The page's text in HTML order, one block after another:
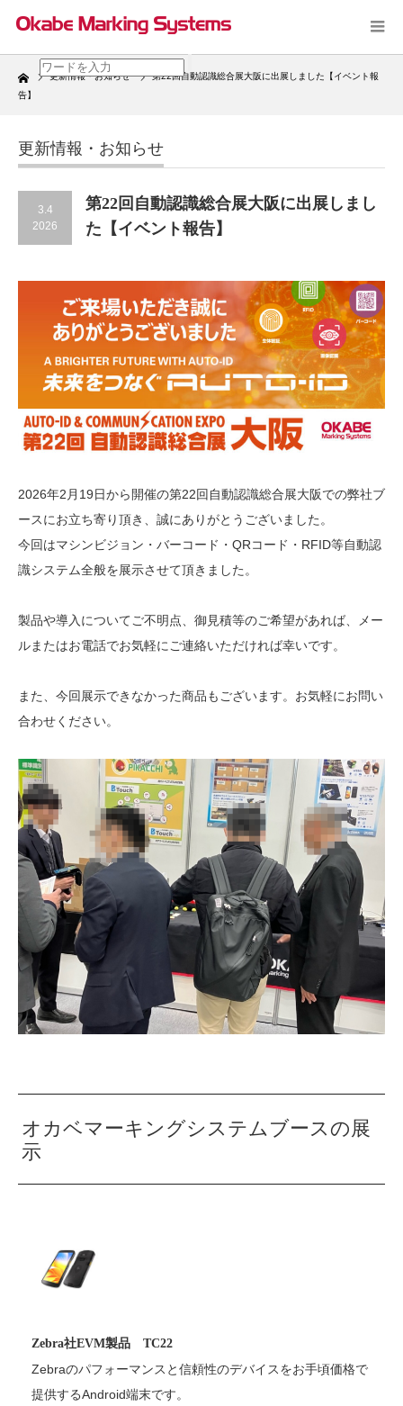
Home 更新情報・お知らせ
第22回自動認識総合展大阪に出展しました【イベント報
告】
更新情報・お知らせ
3.4
2026
第22回自動認識総合展大阪に出展しまし
た【イベント報告】
2026年2月19日から開催の第22回自動認識総合展大阪での弊社ブ
ースにお立ち寄り頂き、誠にありがとうございました。
今回はマシンビジョン・バーコード・QRコード・RFID等自動認
識システム全般を展示させて頂きました。
製品や導入についてご不明点、御見積等のご希望があれば、メー
ルまたはお電話でお気軽にご連絡いただければ幸いです。
また、今回展示できなかった商品もございます。お気軽にお問い
合わせください。
オカベマーキングシステムブースの展
示
Zebra社EVM製品 TC22
Zebraのパフォーマンスと信頼性のデバイスをお手頃価格で
提供するAndroid端末です。